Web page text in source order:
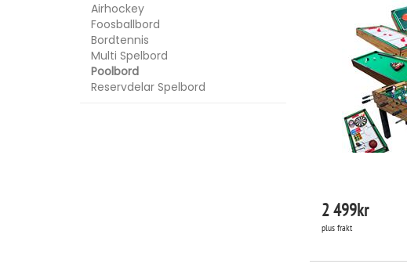
Airhockey
Foosballbord
Bordtennis
Multi Spelbord
Poolbord
Reservdelar Spelbord
2 499kr
plus frakt